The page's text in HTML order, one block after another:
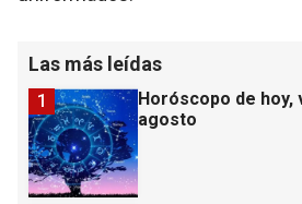
Las más leídas
Horóscopo de hoy,
agosto
1